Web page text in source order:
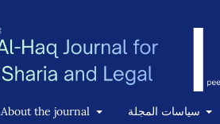
About the journal